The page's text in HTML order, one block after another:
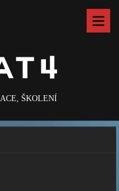
ŠKOLENÍ